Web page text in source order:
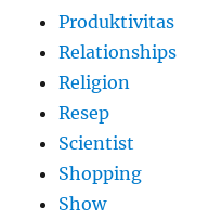
Produktivitas
Relationships
Religion
Resep
Scientist
Shopping
Show